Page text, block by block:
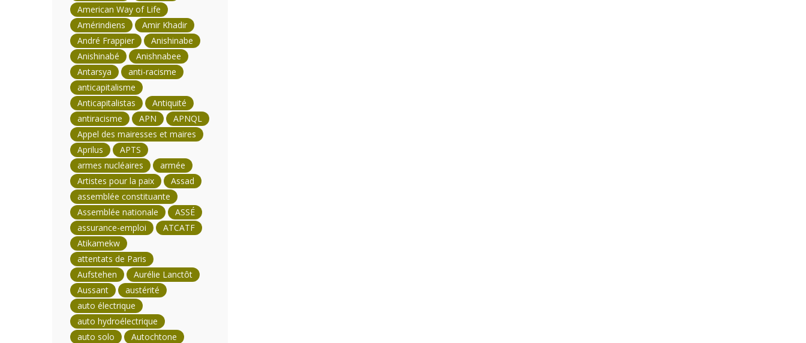
American Way of Life
Amérindiens
Amir Khadir
André Frappier
Anishinabe
Anishinabé
Anishnabee
Antarsya
anti-racisme
anticapitalisme
Anticapitalistas
Antiquité
antiracisme
APN
APNQL
Appel des mairesses et maires
Aprilus
APTS
armes nucléaires
armée
Artistes pour la paix
Assad
assemblée constituante
Assemblée nationale
ASSÉ
assurance-emploi
ATCATF
Atikamekw
attentats de Paris
Aufstehen
Aurélie Lanctôt
Aussant
austérité
auto électrique
auto hydroélectrique
auto solo
Autochtone